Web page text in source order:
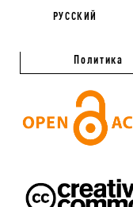
РУССКИЙ
Политика